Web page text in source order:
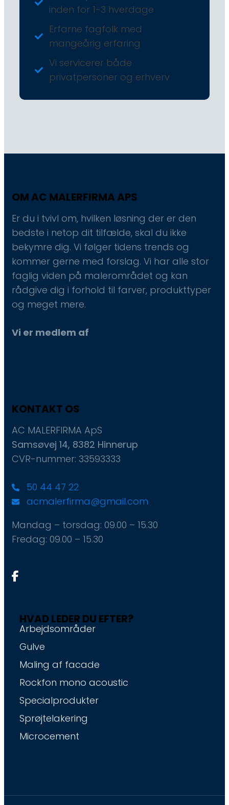
inden for 1-3 hverdage
Erfarne fagfolk med
mangeårig erfaring
Vi servicerer både
privatpersoner og erhverv
OM AC MALERFIRMA APS
Er du i tvivl om, hvilken løsning der er den
bedste i netop dit tilfælde, skal du ikke
bekymre dig. Vi følger tidens trends og
kommer gerne med forslag. Vi har alle stor
faglig viden på malerområdet og kan
rådgive dig i forhold til farver, produkttyper
og meget mere.
Vi er medlem af
KONTAKT OS
AC MALERFIRMA ApS
Samsøvej 14, 8382 Hinnerup
CVR-nummer: 33593333
50 44 47 22
acmalerfirma@gmail.com
Mandag – torsdag: ​09.00 – 15.30
Fredag: ​09.00 – 15.30
HVAD LEDER DU EFTER?
Arbejdsområder
Gulve
Maling af facade
Rockfon mono acoustic
Specialprodukter
Sprøjtelakering
Microcement